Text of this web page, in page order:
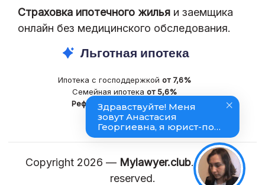
Страховка ипотечного жилья и заемщика
онлайн без медицинского обследования.
Льготная ипотека
Ипотека с господдержкой от 7,6%
Семейная ипотека от 5,6%
Рефинансированиеипотеки
Copyright 2026 — Mylawyer.club. All rights
reserved.